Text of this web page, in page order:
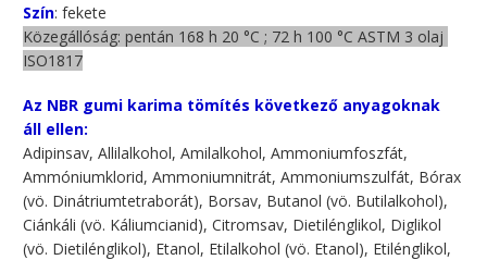
Szín: fekete
Közegállóság: pentán 168 h 20 °C ; 72 h 100 °C ASTM 3 olaj
ISO1817
Az NBR gumi karima tömítés következő anyagoknak
áll ellen:
Adipinsav, Allilalkohol, Amilalkohol, Ammoniumfoszfát,
Ammóniumklorid, Ammoniumnitrát, Ammoniumszulfát, Bórax
(vö. Dinátriumtetraborát), Borsav, Butanol (vö. Butilalkohol),
Ciánkáli (vö. Káliumcianid), Citromsav, Dietilénglikol, Diglikol
(vö. Dietilénglikol), Etanol, Etilalkohol (vö. Etanol), Etilénglikol,